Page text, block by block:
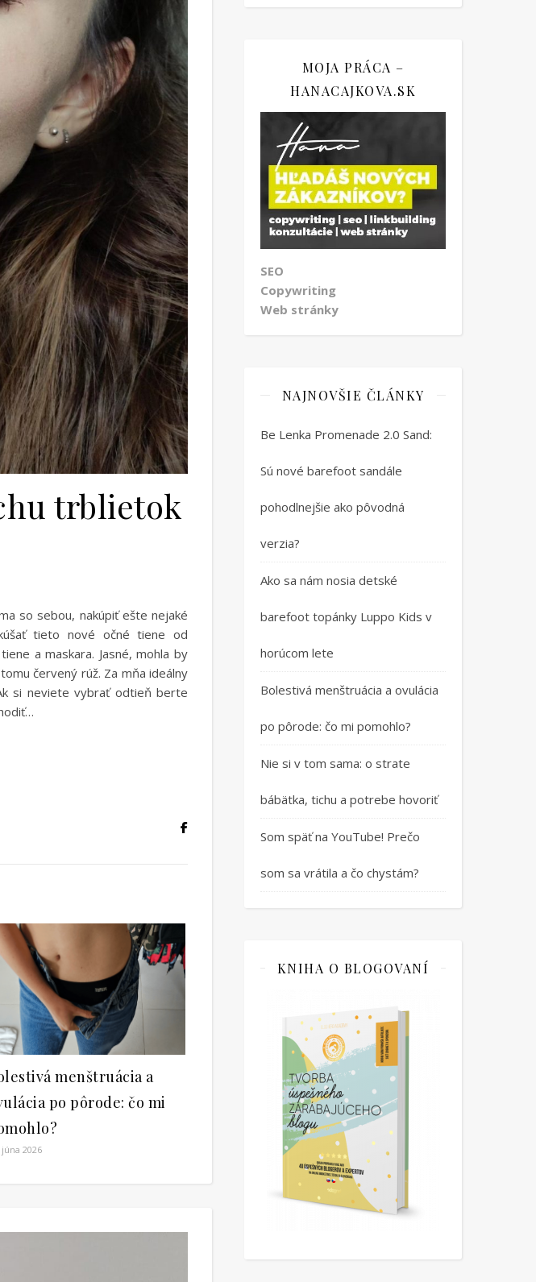
trblietok
so sebou, nakúpiť ešte nejaké
tieto nové očné tiene od
a maskara. Jasné, mohla by
červený rúž. Za mňa ideálny
si neviete vybrať odtieň berte
menštruácia a
po pôrode: čo mi
júna 2026
MOJA PRÁCA –
HANACAJKOVA.SK
SEO
Copywriting
Web stránky
NAJNOVŠIE ČLÁNKY
Be Lenka Promenade 2.0 Sand:
Sú nové barefoot sandále
pohodlnejšie ako pôvodná
verzia?
Ako sa nám nosia detské
barefoot topánky Luppo Kids v
horúcom lete
Bolestivá menštruácia a ovulácia
po pôrode: čo mi pomohlo?
Nie si v tom sama: o strate
bábätka, tichu a potrebe hovoriť
Som späť na YouTube! Prečo
som sa vrátila a čo chystám?
KNIHA O BLOGOVANÍ